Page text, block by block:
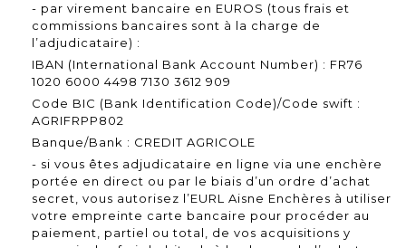
- par virement bancaire en EUROS (tous frais et
commissions bancaires sont à la charge de
l’adjudicataire) :
IBAN (International Bank Account Number) : FR76
1020 6000 4498 7130 3612 909
Code BIC (Bank Identification Code)/Code swift :
AGRIFRPP802
Banque/Bank : CREDIT AGRICOLE
- si vous êtes adjudicataire en ligne via une enchère
portée en direct ou par le biais d’un ordre d’achat
secret, vous autorisez l’EURL Aisne Enchères à utiliser
votre empreinte carte bancaire pour procéder au
paiement, partiel ou total, de vos acquisitions y